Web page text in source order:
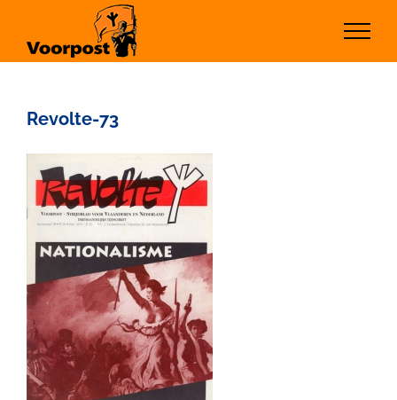
inhoud
Revolte-73